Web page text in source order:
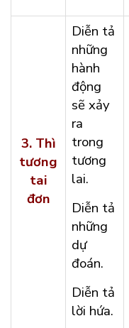
3. Thì
tương
tai
đơn
Diễn tả
những
hành
động
sẽ xảy
ra
trong
tương
lai.
Diễn tả
những
dự
đoán.
Diễn tả
lời hứa.